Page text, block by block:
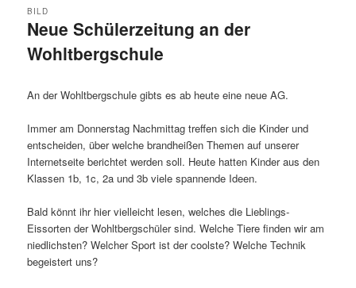
Neue Schülerzeitung an der
Wohltbergschule
BILD
An der Wohltbergschule gibts es ab heute eine neue AG.
Immer am Donnerstag Nachmittag treffen sich die Kinder und
entscheiden, über welche brandheißen Themen auf unserer
Internetseite berichtet werden soll. Heute hatten Kinder aus den
Klassen 1b, 1c, 2a und 3b viele spannende Ideen.
Bald könnt ihr hier vielleicht lesen, welches die Lieblings-
Eissorten der Wohltbergschüler sind. Welche Tiere finden wir am
niedlichsten? Welcher Sport ist der coolste? Welche Technik
begeistert uns?